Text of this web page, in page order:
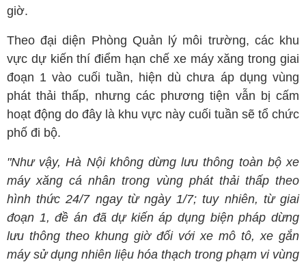
giờ.
Theo đại diện Phòng Quản lý môi trường, các khu
vực dự kiến thí điểm hạn chế xe máy xăng trong giai
đoạn 1 vào cuối tuần, hiện dù chưa áp dụng vùng
phát thải thấp, nhưng các phương tiện vẫn bị cấm
hoạt động do đây là khu vực này cuối tuần sẽ tổ chức
phố đi bộ.
"Như vậy, Hà Nội không dừng lưu thông toàn bộ xe
máy xăng cá nhân trong vùng phát thải thấp theo
hình thức 24/7 ngay từ ngày 1/7; tuy nhiên, từ giai
đoạn 1, đề án đã dự kiến áp dụng biện pháp dừng
lưu thông theo khung giờ đối với xe mô tô, xe gắn
máy sử dụng nhiên liệu hóa thạch trong phạm vi vùng